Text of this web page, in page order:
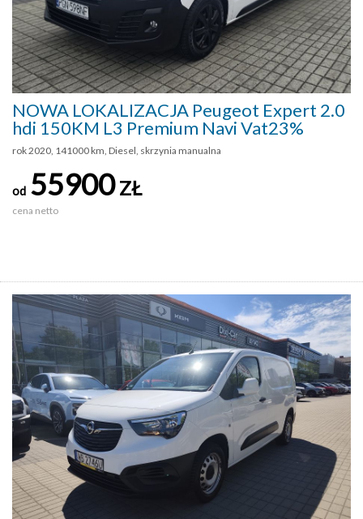
NOWA LOKALIZACJA Peugeot Expert 2.0
hdi 150KM L3 Premium Navi Vat23%
rok 2020, 141000 km, Diesel, skrzynia manualna
od 55900ZŁ
cena netto